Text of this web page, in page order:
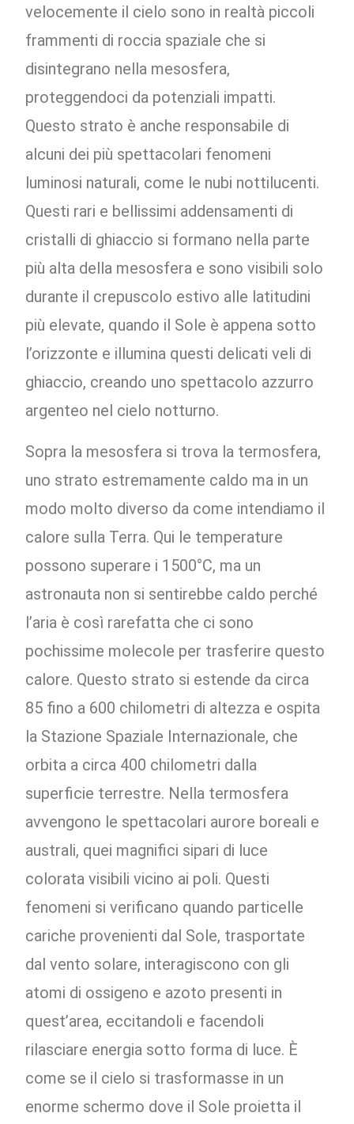
velocemente il cielo sono in realtà piccoli
frammenti di roccia spaziale che si
disintegrano nella mesosfera,
proteggendoci da potenziali impatti.
Questo strato è anche responsabile di
alcuni dei più spettacolari fenomeni
luminosi naturali, come le nubi nottilucenti.
Questi rari e bellissimi addensamenti di
cristalli di ghiaccio si formano nella parte
più alta della mesosfera e sono visibili solo
durante il crepuscolo estivo alle latitudini
più elevate, quando il Sole è appena sotto
l’orizzonte e illumina questi delicati veli di
ghiaccio, creando uno spettacolo azzurro
argenteo nel cielo notturno.
Sopra la mesosfera si trova la termosfera,
uno strato estremamente caldo ma in un
modo molto diverso da come intendiamo il
calore sulla Terra. Qui le temperature
possono superare i 1500°C, ma un
astronauta non si sentirebbe caldo perché
l’aria è così rarefatta che ci sono
pochissime molecole per trasferire questo
calore. Questo strato si estende da circa
85 fino a 600 chilometri di altezza e ospita
la Stazione Spaziale Internazionale, che
orbita a circa 400 chilometri dalla
superficie terrestre. Nella termosfera
avvengono le spettacolari aurore boreali e
australi, quei magnifici sipari di luce
colorata visibili vicino ai poli. Questi
fenomeni si verificano quando particelle
cariche provenienti dal Sole, trasportate
dal vento solare, interagiscono con gli
atomi di ossigeno e azoto presenti in
quest’area, eccitandoli e facendoli
rilasciare energia sotto forma di luce. È
come se il cielo si trasformasse in un
enorme schermo dove il Sole proietta il